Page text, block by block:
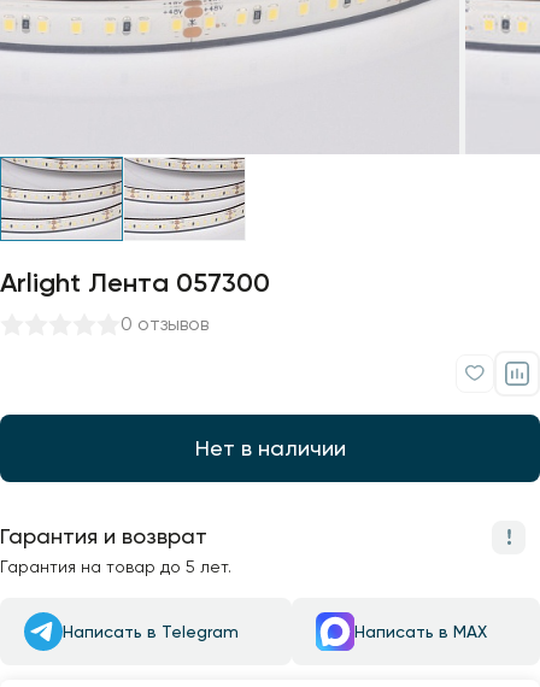
Arlight Лента 057300
0 отзывов
Нет в наличии
Гарантия и возврат
Гарантия на товар до 5 лет.
Написать в Telegram Написать в MAX
Профили для ленты